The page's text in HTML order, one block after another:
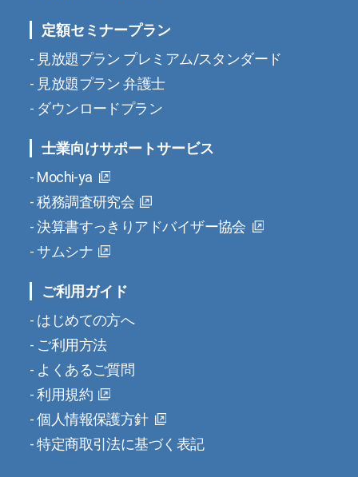
定額セミナープラン
見放題プラン プレミアム/スタンダード
見放題プラン 弁護士
ダウンロードプラン
士業向けサポートサービス
Mochi-ya
税務調査研究会
決算書すっきりアドバイザー協会
サムシナ
ご利用ガイド
はじめての方へ
ご利用方法
よくあるご質問
利用規約
個人情報保護方針
特定商取引法に基づく表記